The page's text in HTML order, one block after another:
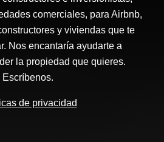
comerciales, para Airbnb,
y viviendas que te
Nos encantaría ayudarte a
la propiedad que quieres.
Escríbenos.
de privacidad